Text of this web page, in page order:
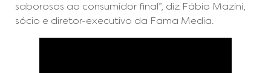
saborosos ao consumidor final”, diz Fábio Mazini,
sócio e diretor-executivo da Fama Media.